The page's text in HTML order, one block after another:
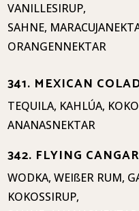
VANILLESIRUP,
SAHNE,
ORANGENNEKTAR
341. MEXICAN
TEQUILA, KAHLÚA,
ANANASNEKTAR
342. FLYING
WODKA, WEIßER RUM,
KOKOSSIRUP,